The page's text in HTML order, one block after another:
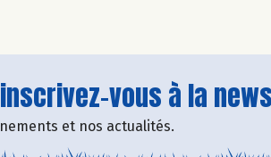
vous à la
et nos actualités.